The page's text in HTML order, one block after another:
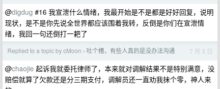
@digdug #16 我宣泄什么情绪，我最开始是不是都是好好回复，说明
现状，是不是你先说全世界都应该围着我转，反倒是你们在宣泄情
绪，我回一句还倒打一耙了
Replied to a topic by cMoon › 吐个槽，有些人真的是没办法沟通 7 月 3 日
@chaojie 起诉我就委托律师了，本来就对调解结果不是特别满意，没
赔偿就算了欠款还是分三期支付，调解员还一直劝我抹个零，神人来